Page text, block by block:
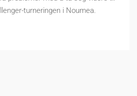
turneringen i Noumea.